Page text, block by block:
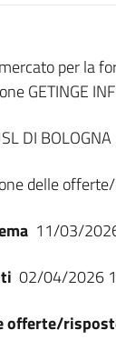
per la
GETINGE
DI BOLOGNA
delle
11/03/
02/04/2026
offerte/